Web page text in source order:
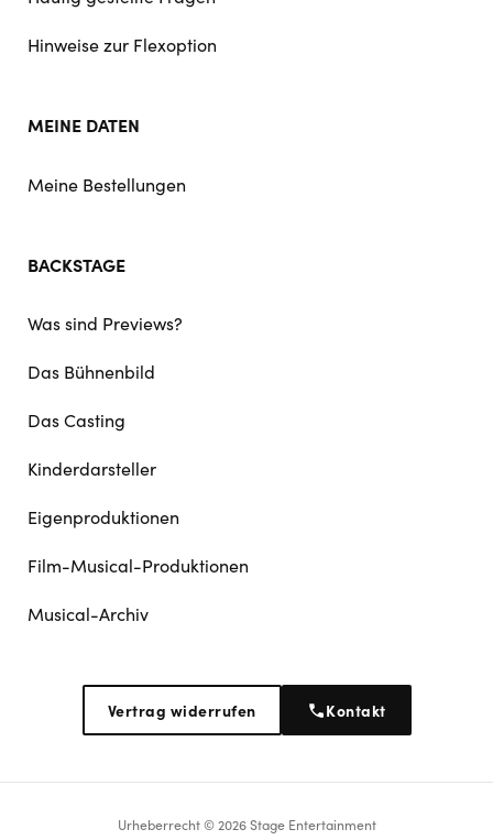
Hinweise zur Flexoption
MEINE DATEN
Meine Bestellungen
BACKSTAGE
Was sind Previews?
Das Bühnenbild
Das Casting
Kinderdarsteller
Eigenproduktionen
Film-Musical-Produktionen
Musical-Archiv
Vertrag widerrufen Kontakt
Urheberrecht © 2026 Stage Entertainment